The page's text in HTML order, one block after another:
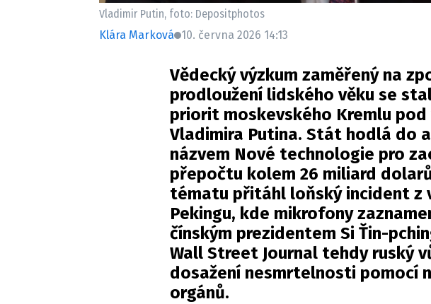
Vladimir Putin, foto: Depositphotos
Klára Marková
10. června 2026 14:13
Vědecký výzkum zaměřený na
prodloužení lidského věku se
priorit moskevského Kremlu
Vladimira Putina. Stát hodlá do
názvem Nové technologie pro
přepočtu kolem 26 miliard
tématu přitáhl loňský incident z
Pekingu, kde mikrofony
čínským prezidentem Si Ťin-
Wall Street Journal tehdy ruský
dosažení nesmrtelnosti pomocí
orgánů.